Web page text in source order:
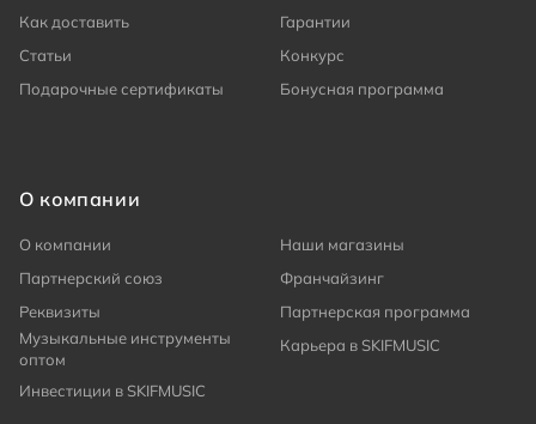
Как доставить
Гарантии
Статьи
Конкурс
Подарочные сертификаты
Бонусная программа
О компании
О компании
Наши магазины
Партнерский союз
Франчайзинг
Реквизиты
Партнерская программа
Музыкальные инструменты
оптом
Карьера в SKIFMUSIC
Инвестиции в SKIFMUSIC